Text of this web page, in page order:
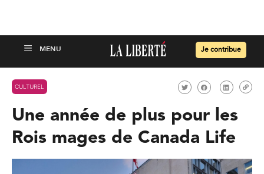
Je contribue
CULTUREL
Une année de plus pour les
Rois mages de Canada Life